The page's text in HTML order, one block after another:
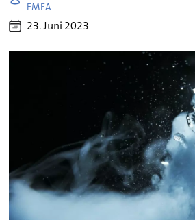
EMEA
23. Juni 2023